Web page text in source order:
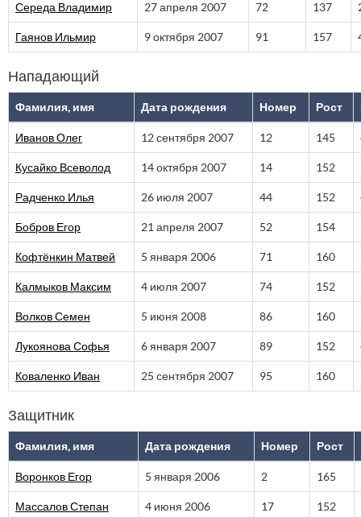
Середа Владимир 27 апреля 2007 72 137
Гаянов Ильмир 9 октября 2007 91 157
Нападающий
Фамилия, имя Дата рождения Номер Рост
Иванов Олег 12 сентября 2007 12 145
Кусайко Всеволод 14 октября 2007 14 152
Радченко Илья 26 июля 2007 44 152
Бобров Егор 21 апреля 2007 52 154
Кофтёнкин Матвей 5 января 2006 71 160
Калмыков Максим 4 июля 2007 74 152
Волков Семен 5 июня 2008 86 160
Лукоянова Софья 6 января 2007 89 152
Коваленко Иван 25 сентября 2007 95 160
Защитник
Фамилия, имя Дата рождения Номер Рост
Воронков Егор 5 января 2006 2 165
Массалов Степан 4 июня 2006 17 152